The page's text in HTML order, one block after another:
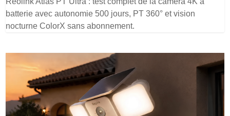
batterie avec autonomie 500 jours, PT 360° et vision
nocturne ColorX sans abonnement.